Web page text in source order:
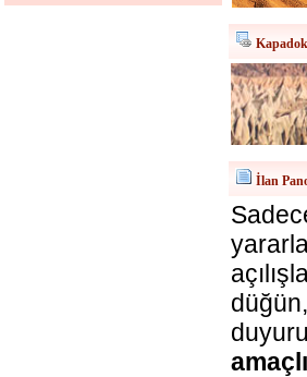
İlan